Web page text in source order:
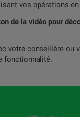
vos opérations en
de la vidéo pour
votre conseillère ou
fonctionnalité.